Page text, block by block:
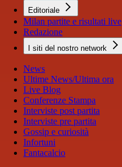
Editoriale
Milan partite e risultati live
Redazione
I siti del nostro network
News
Ultime News/Ultima ora
Live Blog
Conferenze Stampa
Interviste post partita
Interviste pre partita
Gossip e curiosità
Infortuni
Fantacalcio